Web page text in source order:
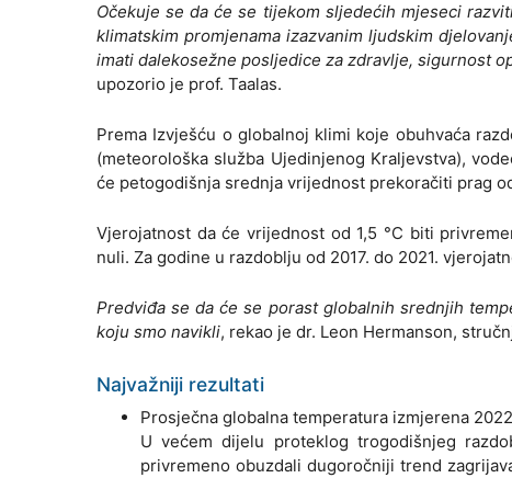
Očekuje se da će se tijekom sljedećih mjeseci
klimatskim promjenama izazvanim ljudskim
imati dalekosežne posljedice za zdravlje, sigurnost
upozorio je prof. Taalas.
Prema Izvješću o globalnoj klimi koje obuhvaća
(meteorološka služba Ujedinjenog Kraljevstva),
će petogodišnja srednja vrijednost prekoračiti prag
Vjerojatnost da će vrijednost od 1,5 °C biti
nuli. Za godine u razdoblju od 2017. do 2021.
Predviđa se da će se porast globalnih srednjih
koju smo navikli, rekao je dr. Leon Hermanson,
Najvažniji rezultati
Prosječna globalna temperatura izmjerena
U većem dijelu proteklog trogodišnjeg
privremeno obuzdali dugoročniji trend